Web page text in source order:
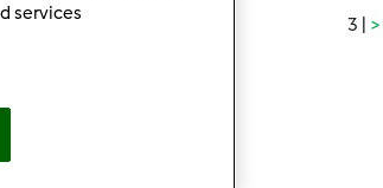
3 |
services